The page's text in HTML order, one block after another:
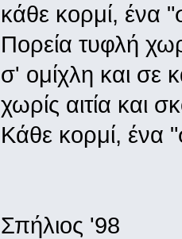
κάθε κορμί, ένα
Πορεία τυφλή
σ' ομίχλη και σε
χωρίς αιτία και
Κάθε κορμί, ένα
Σπήλιος '98